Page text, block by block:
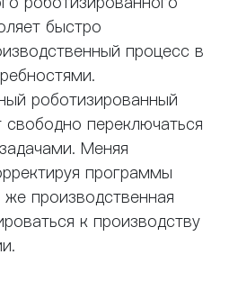
быстро
процесс в
роботизированный
переключаться
Меняя
программы
производственная
к производству